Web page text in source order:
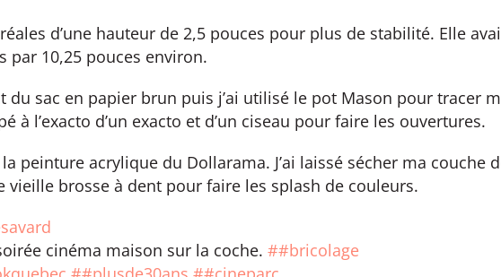
d’une hauteur de 2,5 pouces pour plus de stabilité. Elle
par 10,25 pouces environ.
du sac en papier brun puis j’ai utilisé le pot Mason pour tracer
à l’exacto d’un exacto et d’un ciseau pour faire les ouvertures.
peinture acrylique du Dollarama. J’ai laissé sécher ma couche
vieille brosse à dent pour faire les splash de couleurs.
cinéma maison sur la coche. ##bricolage